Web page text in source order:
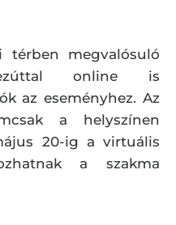
térben megvalósuló
online is
az eseményhez. Az
a helyszínen
20-ig a virtuális
a szakma